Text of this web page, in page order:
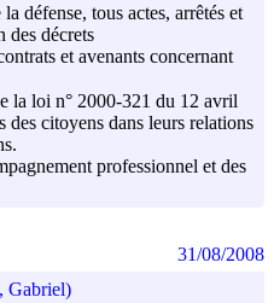
défense, tous actes, arrêtés et
des décrets
et avenants concernant
la loi n° 2000-321 du 12 avril
des citoyens dans leurs relations
professionnel et des
Gabriel)
31/08/2008